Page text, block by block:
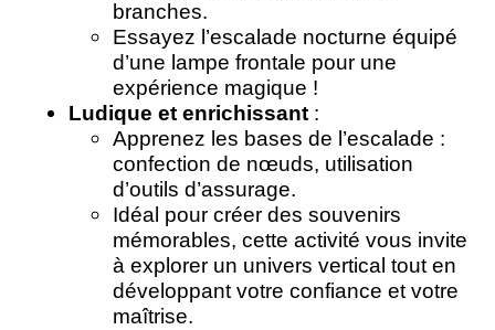
branches.
Essayez l’escalade nocturne équipé
d’une lampe frontale pour une
expérience magique !
Ludique et enrichissant :
Apprenez les bases de l’escalade :
confection de nœuds, utilisation
d’outils d’assurage.
Idéal pour créer des souvenirs
mémorables, cette activité vous invite
à explorer un univers vertical tout en
développant votre confiance et votre
maîtrise.